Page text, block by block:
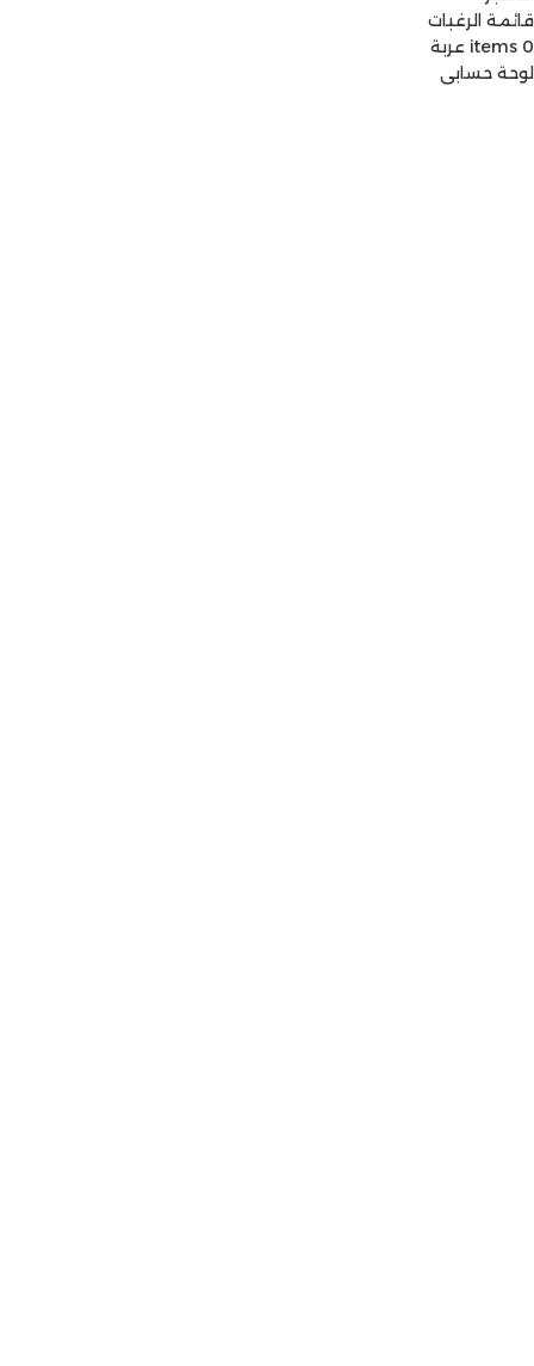
قائمة الرغبات
0
items عربة
لوحة حسابي